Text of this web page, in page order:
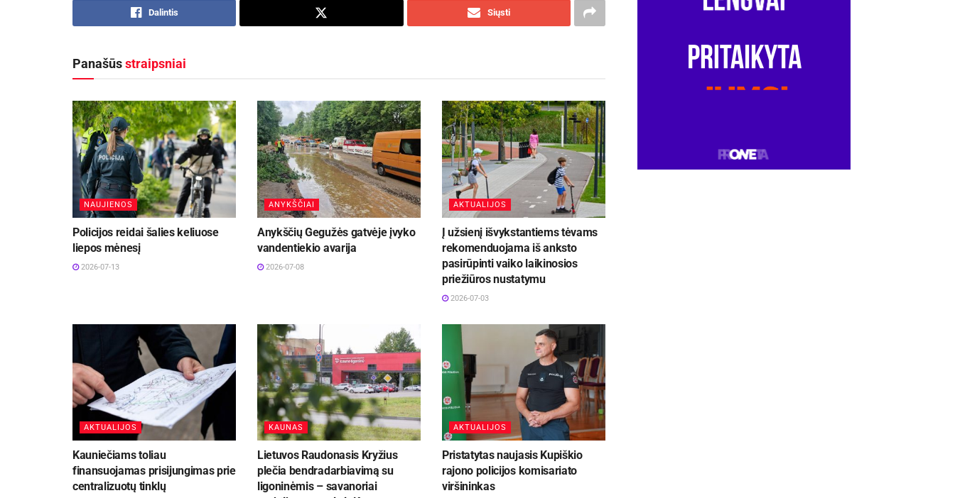
Dalintis Siųsti
Panašūsstraipsniai
NAUJIENOS
Policijos reidai šalies keliuose
liepos mėnesį
2026-07-13
ANYKŠČIAI
Anykščių Gegužės gatvėje įvyko
vandentiekio avarija
2026-07-08
AKTUALIJOS
Į užsienį išvykstantiems tėvams
rekomenduojama iš anksto
pasirūpinti vaiko laikinosios
priežiūros nustatymu
2026-07-03
AKTUALIJOS
Kauniečiams toliau
finansuojamas prisijungimas prie
centralizuotų tinklų
KAUNAS
Lietuvos Raudonasis Kryžius
plečia bendradarbiavimą su
ligoninėmis – savanoriai
AKTUALIJOS
Pristatytas naujasis Kupiškio
rajono policijos komisariato
viršininkas